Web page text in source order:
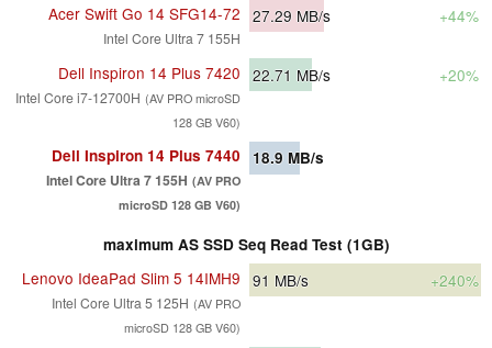
Acer Swift Go 14 SFG14-72
Intel Core Ultra 7 155H
27.29 MB/s +44%
Dell Inspiron 14 Plus 7420
Intel Core i7-12700H (AV PRO microSD
128 GB V60)
22.71 MB/s +20%
Dell Inspiron 14 Plus 7440
Intel Core Ultra 7 155H (AV PRO
microSD 128 GB V60)
18.9 MB/s
maximum AS SSD Seq Read Test (1GB)
Lenovo IdeaPad Slim 5 14IMH9
Intel Core Ultra 5 125H (AV PRO
microSD 128 GB V60)
91 MB/s +240%